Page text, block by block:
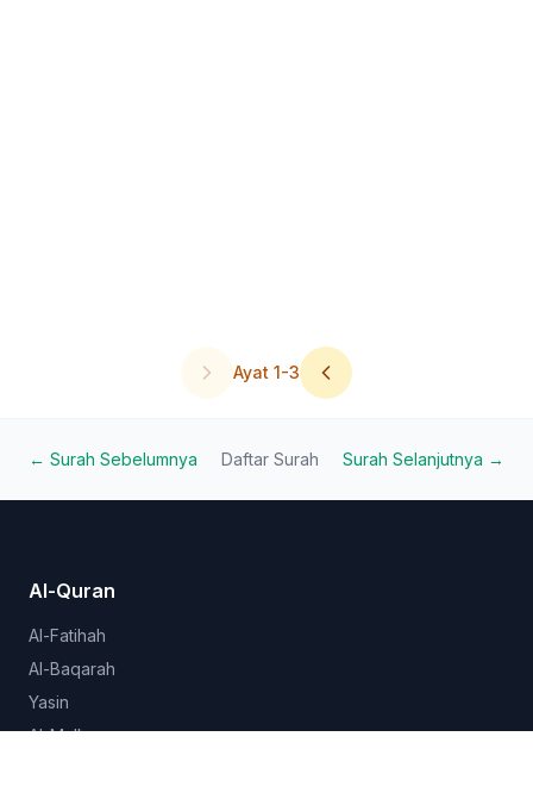
Ayat 1-3
← Surah Sebelumnya Daftar Surah Surah Selanjutnya →
Al-Quran
Al-Fatihah
Al-Baqarah
Yasin
Al-Mulk